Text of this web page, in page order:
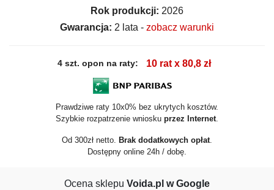
Rok produkcji: 2026
Gwarancja: 2 lata - zobacz warunki
4 szt. opon na raty: 10 rat x 80,8 zł
Prawdziwe raty 10x0% bez ukrytych kosztów.
Szybkie rozpatrzenie wniosku przez Internet
Od 300zł netto. Brak dodatkowych opłat
Dostępny online 24h / dobę.
Ocena sklepu Voida.pl w Google